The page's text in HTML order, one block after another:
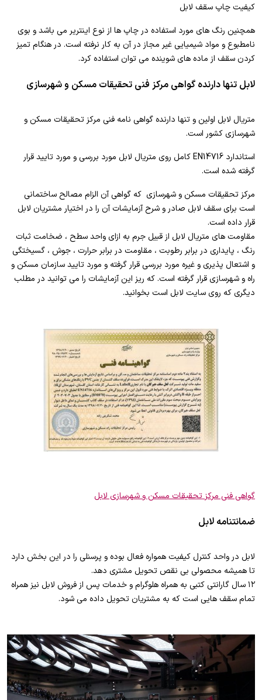
کیفیت چاپ سقف لابل
همچنین رنگ های مورد استفاده در چاپ ها از نوع اینتریر می باشد و بوی
نامطبوع و مواد شیمیایی غیر مجاز در آن به کار نرفته است. در هنگام تمیز
کردن سقف از ماده های شوینده می توان استفاده کرد.
لابل تنها دارنده گواهی مرکز فنی تحقیقات مسکن و شهرسازی
متریال لابل اولین و تنها دارنده گواهی نامه فنی مرکز تحقیقات مسکن و
شهرسازی کشور است.
استاندارد EN14716 کامل روی متریال لابل مورد بررسی و مورد تایید قرار
گرفته شده است.
مرکز تحقیقات مسکن و شهرسازی که گواهی آن الزام مصالح ساختمانی
است برای سقف لابل صادر و شرح آزمایشات آن را در اختیار مشتریان لابل
قرار داده است.
مقاومت های متریال لابل از قبیل جرم به ازای واحد سطح ، ضخامت ثبات
رنگ ، پایداری در برابر رطوبت ، مقاومت در برابر حرارت ، جوش ، گسیختگی
و اشتعال پذیری و غیره مورد بررسی قرار گرفته و مورد تایید سازمان مسکن و
راه و شهرسازی قرار گرفته است. که ریز این آزمایشات را می توانید در مطلب
دیگری که روی سایت لابل است بخوانید.
گواهی فنی مرکز تحقیقات مسکن و شهرسازی لابل
ضمانتنامه لابل
لابل در واحد کنترل کیفیت همواره فعال بوده و پرسنلی را در این بخش دارد
تا همیشه محصولی بی نقص تحویل مشتری دهد.
۱۲ سال گارانتی کتبی به همراه هلوگرام و خدمات پس از فروش لابل نیز همراه
تمام سقف هایی است که به مشتریان تحویل داده می شود.